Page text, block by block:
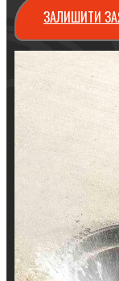
ЗАЛИШИТИ